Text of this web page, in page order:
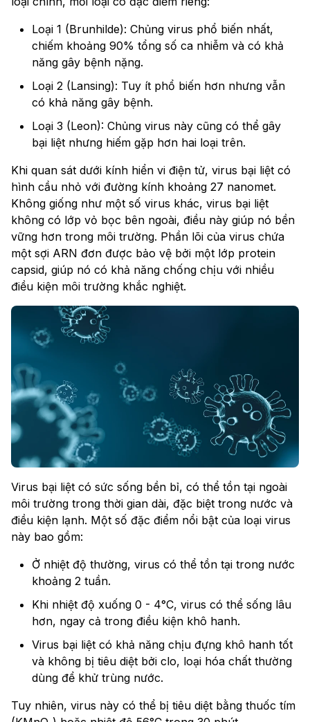
Loại 1 (Brunhilde): Chủng virus phổ biến nhất,
chiếm khoảng 90% tổng số ca nhiễm và có khả
năng gây bệnh nặng.
Loại 2 (Lansing): Tuy ít phổ biến hơn nhưng vẫn
có khả năng gây bệnh.
Loại 3 (Leon): Chủng virus này cũng có thể gây
bại liệt nhưng hiếm gặp hơn hai loại trên.
Khi quan sát dưới kính hiển vi điện tử, virus bại liệt có
hình cầu nhỏ với đường kính khoảng 27 nanomet.
Không giống như một số virus khác, virus bại liệt
không có lớp vỏ bọc bên ngoài, điều này giúp nó bền
vững hơn trong môi trường. Phần lõi của virus chứa
một sợi ARN đơn được bảo vệ bởi một lớp protein
capsid, giúp nó có khả năng chống chịu với nhiều
điều kiện môi trường khắc nghiệt.
Virus bại liệt có sức sống bền bỉ, có thể tồn tại ngoài
môi trường trong thời gian dài, đặc biệt trong nước và
điều kiện lạnh. Một số đặc điểm nổi bật của loại virus
này bao gồm:
Ở nhiệt độ thường, virus có thể tồn tại trong nước
khoảng 2 tuần.
Khi nhiệt độ xuống 0 - 4°C, virus có thể sống lâu
hơn, ngay cả trong điều kiện khô hanh.
Virus bại liệt có khả năng chịu đựng khô hanh tốt
và không bị tiêu diệt bởi clo, loại hóa chất thường
dùng để khử trùng nước.
Tuy nhiên, virus này có thể bị tiêu diệt bằng thuốc tím